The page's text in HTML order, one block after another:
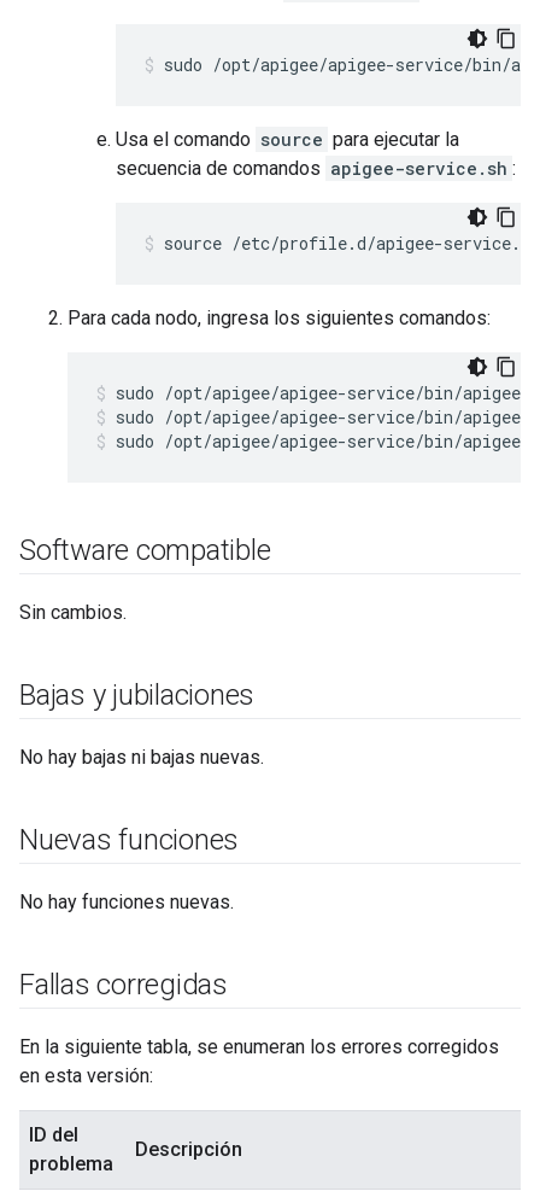
sudo /opt/apigee/apigee-service/bin/
Usa el comando source para ejecutar la
secuencia de comandos apigee-service.sh :
source /etc/profile.d/apigee-service.sh
Para cada nodo, ingresa los siguientes comandos:
sudo /opt/apigee/apigee-service/bin/
sudo /opt/apigee/apigee-service/bin/apigee-
sudo /opt/apigee/apigee-service/bin/apigee-
Software compatible
Sin cambios.
Bajas y jubilaciones
No hay bajas ni bajas nuevas.
Nuevas funciones
No hay funciones nuevas.
Fallas corregidas
En la siguiente tabla, se enumeran los errores corregidos
en esta versión:
ID del
problema
Descripción